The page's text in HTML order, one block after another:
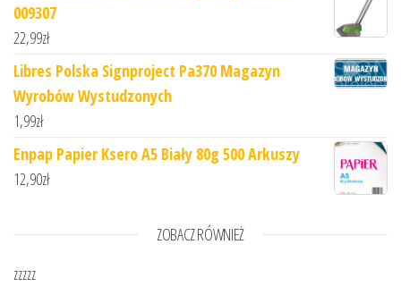
009307
22,99zł
Libres Polska Signproject Pa370 Magazyn
Wyrobów Wystudzonych
1,99zł
Enpap Papier Ksero A5 Biały 80g 500 Arkuszy
12,90zł
ZOBACZ RÓWNIEŻ
zzzzz